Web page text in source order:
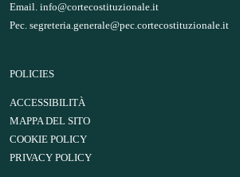
Email. info@cortecostituzionale.it
Pec. segreteria.generale@pec.cortecostituzionale.it
POLICIES
ACCESSIBILITÀ
MAPPA DEL SITO
COOKIE POLICY
PRIVACY POLICY